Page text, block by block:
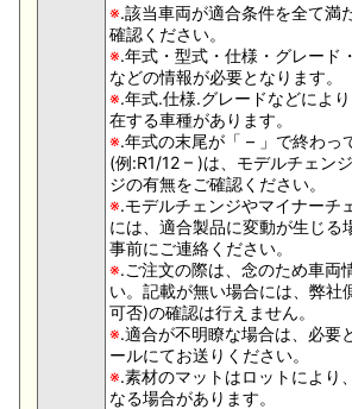
※.該当車両が適合条件を全て満
確認ください。
※.年式・型式・仕様・グレード
などの情報が必要となります。
※.年式.仕様.グレードなどによ
在する車種があります。
※.年式の末尾が「 – 」で終わっ
(例:R1/12 – )は、モデルチェン
ジの有無をご確認ください。
※.モデルチェンジやマイナーチ
には、適合製品に変動が生じる
事前にご連絡ください。
※.ご注文の際は、念のため車両
い。記載が無い場合には、弊社
可否)の確認は行えません。
※.適合が不明瞭な場合は、必要
ールにてお送りください。
※.素材のマットはロットにより
なる場合があります。